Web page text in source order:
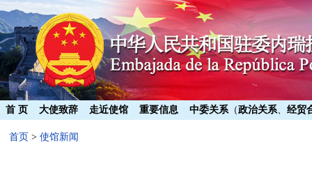
首 页 大使致辞 走近使馆 重要信息 中委关系（政治关系、 经贸
首页 > 使馆新闻